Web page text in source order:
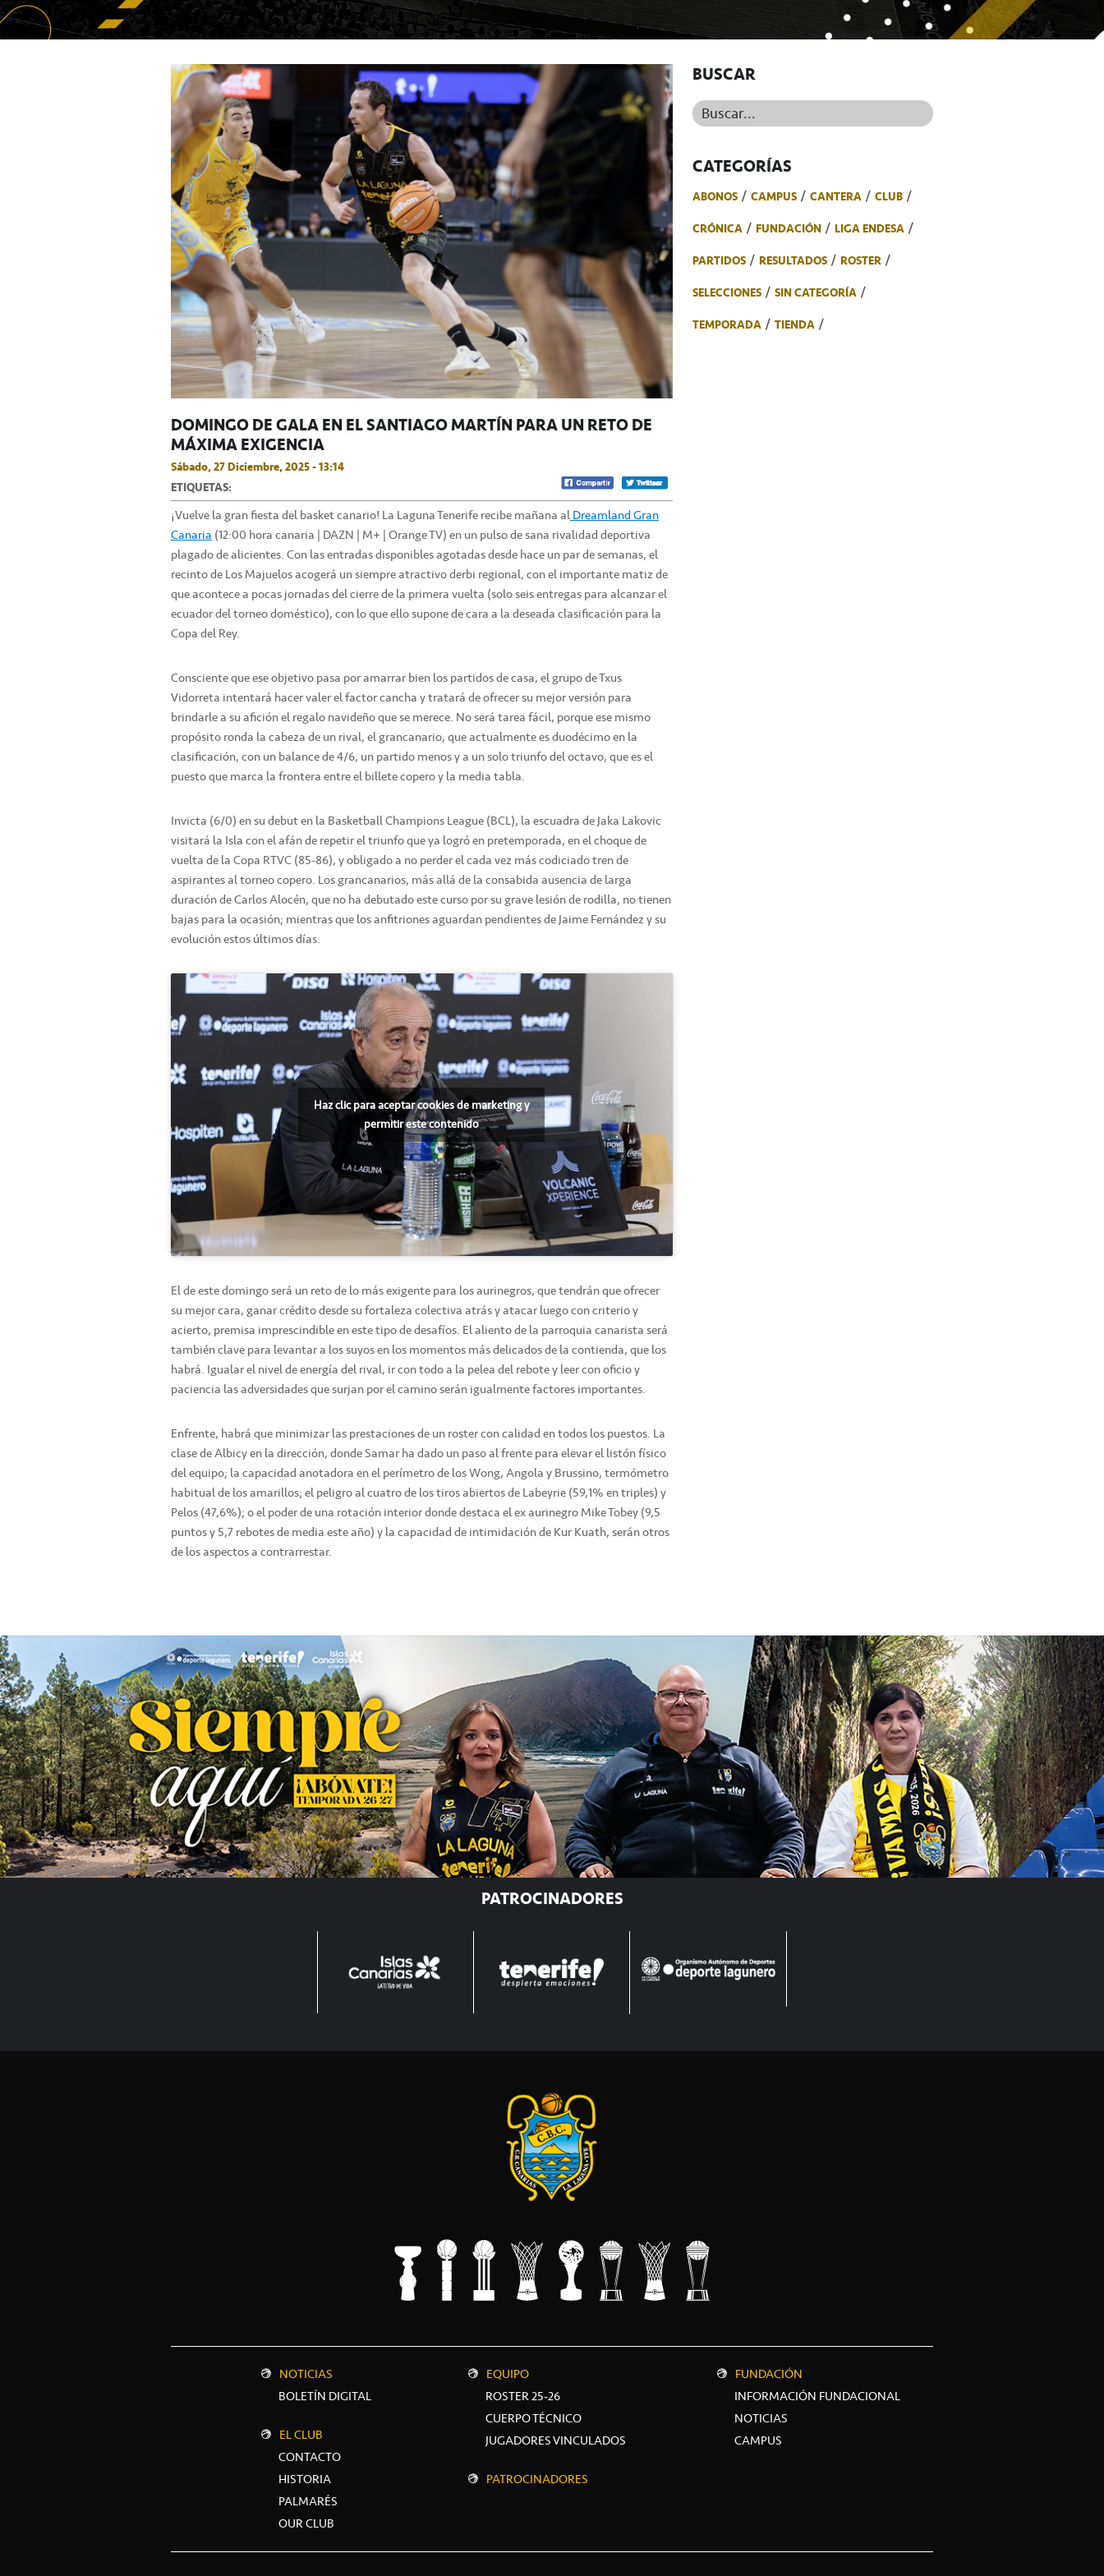
DOMINGO DE GALA EN EL SANTIAGO MARTÍN PARA UN RETO DE
MÁXIMA EXIGENCIA
Sábado, 27 Diciembre, 2025 - 13:14
ETIQUETAS:
¡Vuelve la gran fiesta del basket canario! La Laguna Tenerife recibe mañana alDreamland Gran
Canaria(12:00 hora canaria | DAZN | M+ | Orange TV) en un pulso de sana rivalidad deportiva
plagado de alicientes. Con las entradas disponibles agotadas desde hace un par de semanas, el
recinto de Los Majuelos acogerá un siempre atractivo derbi regional, con el importante matiz de
que acontece a pocas jornadas del cierre de la primera vuelta (solo seis entregas para alcanzar el
ecuador del torneo doméstico), con lo que ello supone de cara a la deseada clasificación para la
Copa del Rey.
Consciente que ese objetivo pasa por amarrar bien los partidos de casa, el grupo de Txus
Vidorreta intentará hacer valer el factor cancha y tratará de ofrecer su mejor versión para
brindarle a su afición el regalo navideño que se merece. No será tarea fácil, porque ese mismo
propósito ronda la cabeza de un rival, el grancanario, que actualmente es duodécimo en la
clasificación, con un balance de 4/6, un partido menos y a un solo triunfo del octavo, que es el
puesto que marca la frontera entre el billete copero y la media tabla.
Invicta (6/0) en su debut en la Basketball Champions League (BCL), la escuadra de Jaka Lakovic
visitará la Isla con el afán de repetir el triunfo que ya logró en pretemporada, en el choque de
vuelta de la Copa RTVC (85-86), y obligado a no perder el cada vez más codiciado tren de
aspirantes al torneo copero. Los grancanarios, más allá de la consabida ausencia de larga
duración de Carlos Alocén, que no ha debutado este curso por su grave lesión de rodilla, no tienen
bajas para la ocasión; mientras que los anfitriones aguardan pendientes de Jaime Fernández y su
evolución estos últimos días.
Haz clic para aceptar cookies de marketing y
permitir este contenido
El de este domingo será un reto de lo más exigente para los aurinegros, que tendrán que ofrecer
su mejor cara, ganar crédito desde su fortaleza colectiva atrás y atacar luego con criterio y
acierto, premisa imprescindible en este tipo de desafíos. El aliento de la parroquia canarista será
también clave para levantar a los suyos en los momentos más delicados de la contienda, que los
habrá. Igualar el nivel de energía del rival, ir con todo a la pelea del rebote y leer con oficio y
paciencia las adversidades que surjan por el camino serán igualmente factores importantes.
Enfrente, habrá que minimizar las prestaciones de un roster con calidad en todos los puestos. La
clase de Albicy en la dirección, donde Samar ha dado un paso al frente para elevar el listón físico
del equipo; la capacidad anotadora en el perímetro de los Wong, Angola y Brussino, termómetro
habitual de los amarillos; el peligro al cuatro de los tiros abiertos de Labeyrie (59,1% en triples) y
Pelos (47,6%); o el poder de una rotación interior donde destaca el ex aurinegro Mike Tobey (9,5
puntos y 5,7 rebotes de media este año) y la capacidad de intimidación de Kur Kuath, serán otros
de los aspectos a contrarrestar.
BUSCAR
Buscar...
CATEGORÍAS
ABONOS CAMPUS CANTERA
CLUB
CRÓNICA
FUNDACIÓN
LIGA ENDESA
PARTIDOS
RESULTADOS
ROSTER
SELECCIONES
SIN CATEGORÍA
TEMPORADA
TIENDA
PATROCINADORES
NOTICIAS
BOLETÍN DIGITAL
EL CLUB
CONTACTO
HISTORIA
PALMARÉS
OUR CLUB
EQUIPO
ROSTER 25-26
CUERPO TÉCNICO
JUGADORES VINCULADOS
PATROCINADORES
FUNDACIÓN
INFORMACIÓN FUNDACIONAL
NOTICIAS
CAMPUS